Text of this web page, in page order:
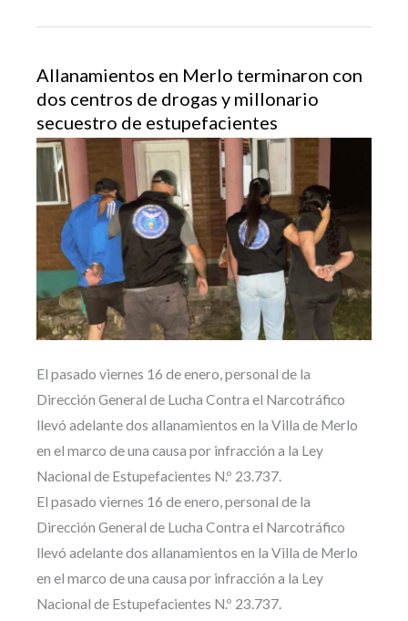
Allanamientos en Merlo terminaron con
dos centros de drogas y millonario
secuestro de estupefacientes
El pasado viernes 16 de enero, personal de la
Dirección General de Lucha Contra el Narcotráfico
llevó adelante dos allanamientos en la Villa de Merlo
en el marco de una causa por infracción a la Ley
Nacional de Estupefacientes N.º 23.737.
El pasado viernes 16 de enero, personal de la
Dirección General de Lucha Contra el Narcotráfico
llevó adelante dos allanamientos en la Villa de Merlo
en el marco de una causa por infracción a la Ley
Nacional de Estupefacientes N.º 23.737.